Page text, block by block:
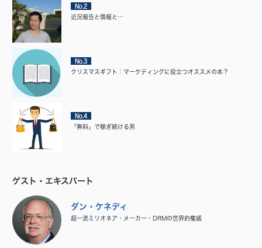
No.2
近況報告と情報と…
No.3
クリスマスギフト：マーケティングに役立つオススメの本？
No.4
「無料」で稼ぎ続ける男
ゲスト・エキスパート
ダン・ケネディ
超一流ミリオネア・メーカー・DRMの世界的権威